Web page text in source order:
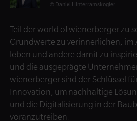
Daniel Hinterramskogler
Teil der world of wienerberger zu
Grundwerte zu verinnerlichen, im
leben und andere damit zu
und die ausgeprägte
wienerberger sind der Schlüssel
Innovation, um nachhaltige
und die Digitalisierung in der
voranzutreiben.